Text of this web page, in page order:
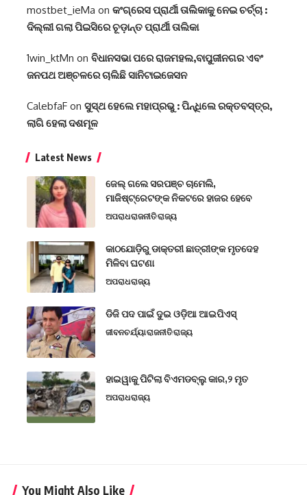
mostbet_ieMa on କଂଗ୍ରେସ ପ୍ରାର୍ଥୀ ତାଲିକାକୁ ନେଇ ଚର୍ଚ୍ଚା :
ଦିଲ୍ଲୀ ଗଲା ପିଇସିରେ ଚୂଡ଼ାନ୍ତ ପ୍ରାର୍ଥୀ ତାଲିକା
1win_ktMn on ବିଧାନସଭା ପରେ ରାଜମହଲ,ବାପୁଜୀନଗର ଏବଂ
ଜନପଥ ଅଞ୍ଚଳରେ ଚାଲିଛି ସାନିଟାଇଜେସନ
CalebfaF on ସୁସ୍ଥ ହେଲେ ମହାପ୍ରଭୁ : ପିନ୍ଧିଲେ ରକ୍ତବସ୍ତ୍ର,
ଲାଗି ହେଲା ଦଶମୂଳ
Latest News
ଜେଲ୍ ଗଲେ ସରପଞ୍ଚ ଚାମେଲି,
ମାଜିଷ୍ଟ୍ରେଟଙ୍କ ନିକଟରେ ହାଜର ହେବେ
ଅପରାଧରାଜନୀତିରାଜ୍ୟ
କାଠଯୋଡ଼ିରୁ ଡାକ୍ତରୀ ଛାତ୍ରୀଙ୍କ ମୃତଦେହ
ମିଳିବା ଘଟଣା
ଅପରାଧରାଜ୍ୟ
ଡିଜି ପଦ ପାଇଁ ଦୁଇ ଓଡ଼ିଆ ଆଇପିଏସ୍
ଜୀବନଚର୍ଯ୍ୟାରାଜନୀତିରାଜ୍ୟ
ହାଇୱାକୁ ପିଟିଲା ବିଏମଡବ୍ଲୁ କାର,୨ ମୃତ
ଅପରାଧରାଜ୍ୟ
You Might Also Like